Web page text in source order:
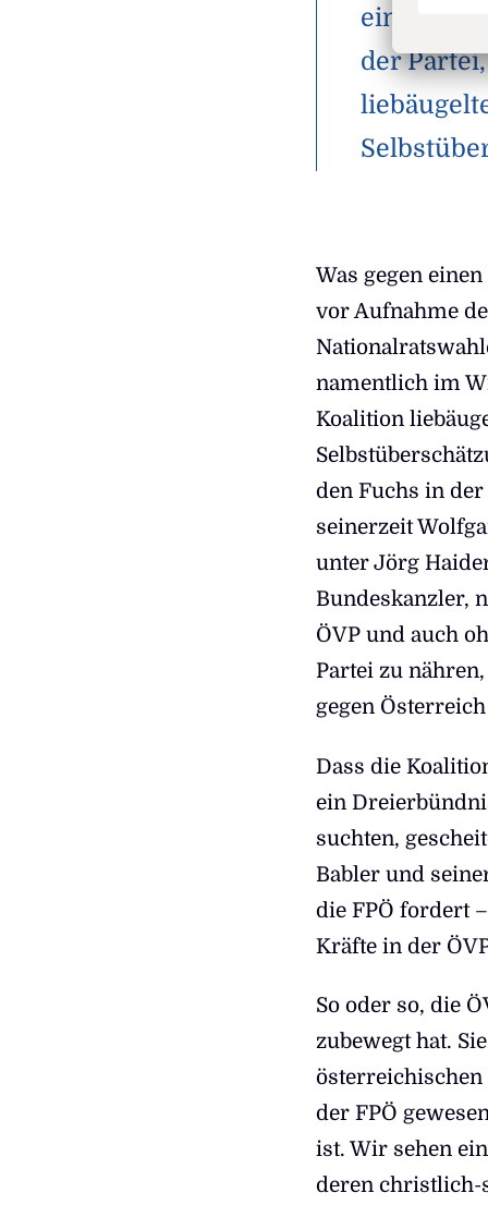
der
Was gegen
vor Aufnahme
namentlich im
Koalition
den Fuchs in
seinerzeit
unter Jörg
Bundeskanzler,
ÖVP und auch
Partei zu
gegen
Dass die
ein
suchten,
Babler und
die FPÖ fordert
Kräfte in der
So oder so, die
zubewegt hat.
österreichischen
der FPÖ
ist. Wir sehen
deren christlich-